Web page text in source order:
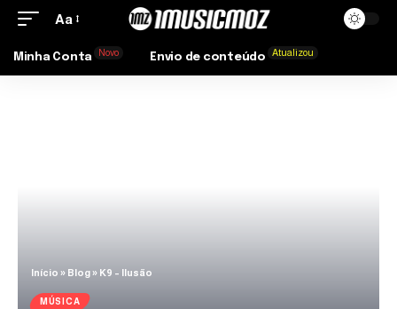
Aa
Minha Conta Novo Envio de conteúdo Atualizou
Início » Blog» K9 – Ilusão
MÚSICA